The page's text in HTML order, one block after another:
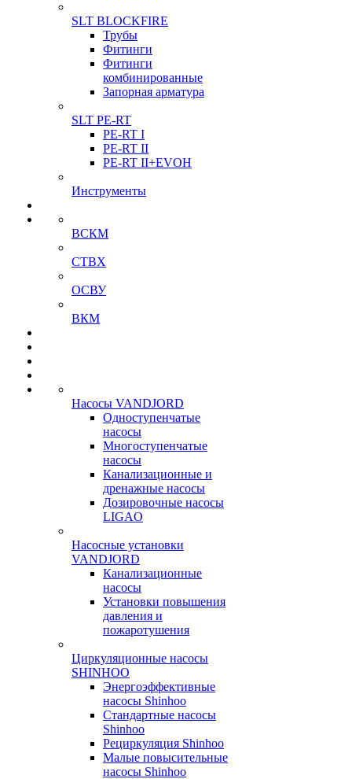
SLT BLOCKFIRE
Трубы
Фитинги
Фитинги
комбинированные
Запорная арматура
SLT PE-RT
PE-RT I
PE-RT II
PE-RT II+EVOH
Инструменты
ВСКМ
СТВХ
ОСВУ
ВКМ
Насосы VANDJORD
Одноступенчатые
насосы
Многоступенчатые
насосы
Канализационные и
дренажные насосы
Дозировочные насосы
LIGAO
Насосные установки
VANDJORD
Канализационные
насосы
Установки повышения
давления и
пожаротушения
Циркуляционные насосы
SHINHOO
Энергоэффективные
насосы Shinhoo
Стандартные насосы
Shinhoo
Рециркуляция Shinhoo
Малые повысительные
насосы Shinhoo